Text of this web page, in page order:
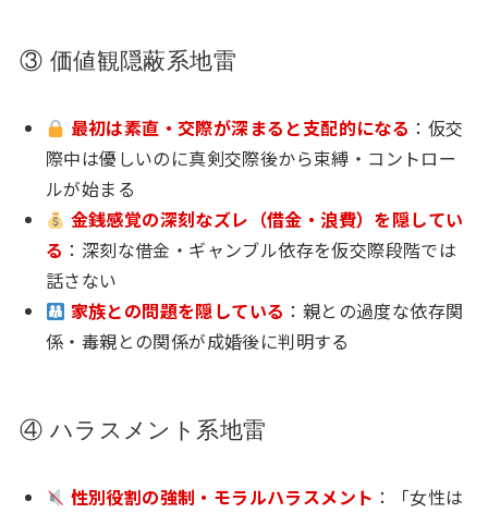
③ 価値観隠蔽系地雷
最初は素直・交際が深まると支配的になる ：仮交
際中は優しいのに真剣交際後から束縛・コントロー
ルが始まる
金銭感覚の深刻なズレ（借金・浪費）を隠してい
る ：深刻な借金・ギャンブル依存を仮交際段階では
話さない
家族との問題を隠している ：親との過度な依存関
係・毒親との関係が成婚後に判明する
④ ハラスメント系地雷
性別役割の強制・モラルハラスメント ：「女性は